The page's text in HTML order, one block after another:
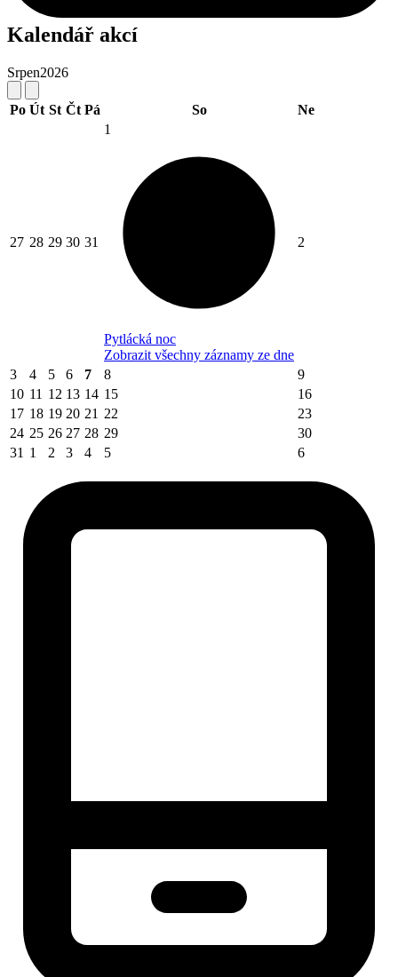
Kalendář akcí
Srpen2026
Po Út St Čt Pá So Ne
27 28 29 30 31
1
Pytlácká noc
Zobrazit všechny záznamy ze dne
2
3 4 5 6 7 8
9
10 11 12 13 14 15
16
17 18 19 20 21 22
23
24 25 26 27 28 29
30
31 1 2 3 4 5 6